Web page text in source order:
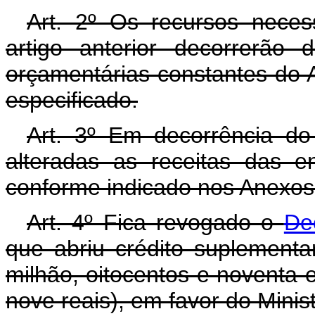
Art. 2º Os recursos
artigo anterior decorrerão
orçamentárias constantes do
especificado.
Art. 3º Em decorrência
alteradas as receitas das
conforme indicado nos
Art. 4º Fica revogado o
que abriu crédito
milhão, oitocentos e noventa
nove reais), em favor do